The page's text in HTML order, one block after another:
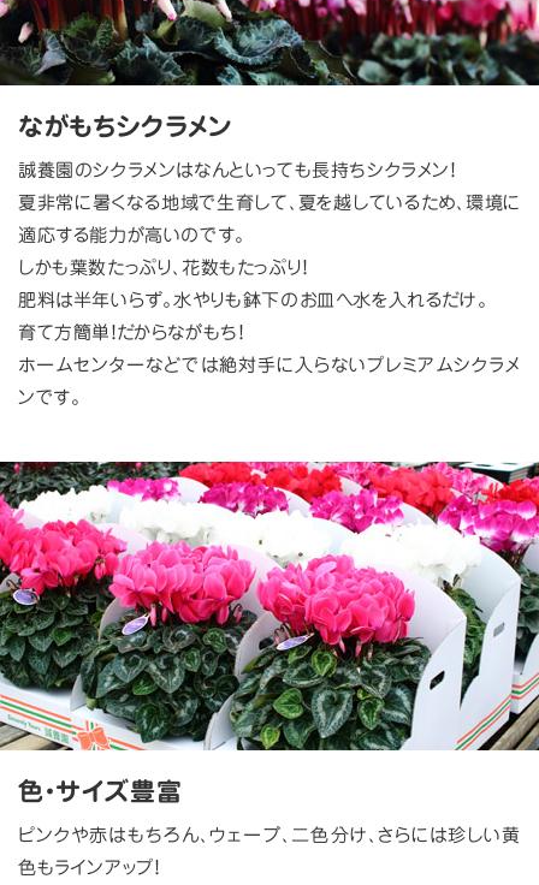
ながもちシクラメン
誠養園のシクラメンはなんといっても長持ちシクラメン！
夏非常に暑くなる地域で生育して、夏を越しているため、環境に
適応する能力が高いのです。
しかも葉数たっぷり、花数もたっぷり！
肥料は半年いらず。水やりも鉢下のお皿へ水を入れるだけ。
育て方簡単！だからながもち！
ホームセンターなどでは絶対手に入らないプレミアムシクラメ
ンです。
色・サイズ豊富
ピンクや赤はもちろん、ウェーブ、二色分け、さらには珍しい黄
色もラインアップ！